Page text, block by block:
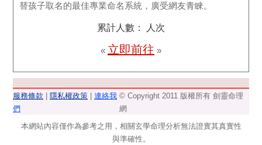
替孩子取名的最佳專業命名系統，廣受網友青睞。
累計人數： 人次
« 立即前往 »
服務條款 隱私權政策
連絡我
們
© Copyright 2011 版權所有 劍靈命理
網
本網站內容僅作為參考之用，相關玄學命理分析無法證實其真實性
與準確性。